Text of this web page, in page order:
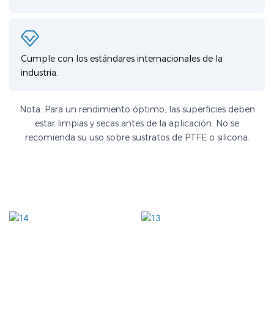
Cumple con los estándares internacionales de la
industria.
Nota: Para un rendimiento óptimo, las superficies deben
estar limpias y secas antes de la aplicación. No se
recomienda su uso sobre sustratos de PTFE o silicona.